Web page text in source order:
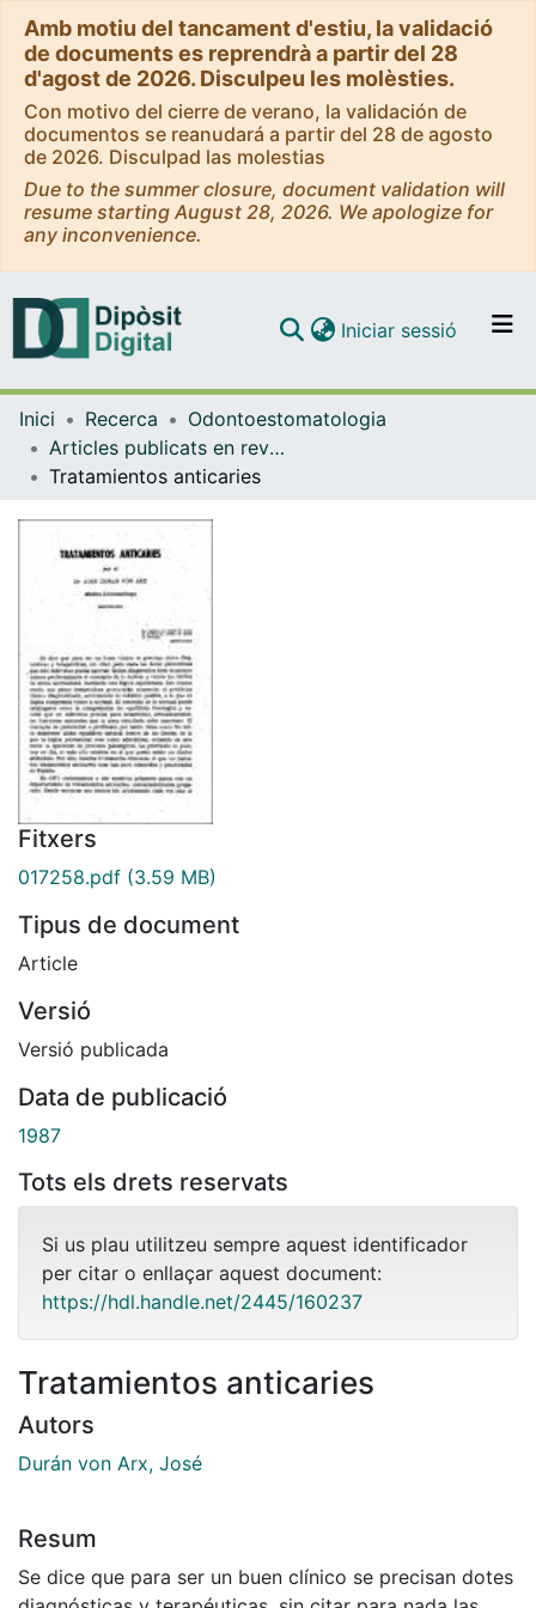
Amb motiu del tancament d'estiu, la validació
de documents es reprendrà a partir del 28
d'agost de 2026. Disculpeu les molèsties.
Con motivo del cierre de verano, la validación de
documentos se reanudará a partir del 28 de agosto
de 2026. Disculpad las molestias
Due to the summer closure, document validation will
resume starting August 28, 2026. We apologize for
any inconvenience.
Navega per tot el DD
Iniciar sessió (current)
Inici Recerca
Odontoestomatologia
Articles publicats en revistes (Odontoestomatologia)
Tratamientos anticaries
Fitxers
017258.pdf (3.59 MB)
Tipus de document
Article
Versió
Versió publicada
Data de publicació
1987
Tots els drets reservats
Si us plau utilitzeu sempre aquest identificador
per citar o enllaçar aquest document:
https://hdl.handle.net/2445/160237
Tratamientos anticaries
Autors
Durán von Arx, José
Resum
Se dice que para ser un buen clínico se precisan dotes